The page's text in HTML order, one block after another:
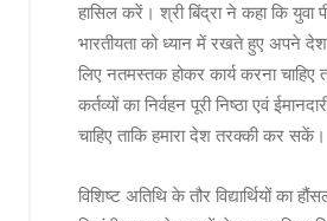
हासिल करें। श्री बिंद्रा ने कहा कि युवा
भारतीयता को ध्यान में रखते हुए अपने
लिए नतमस्तक होकर कार्य करना
कर्तव्यों का निर्वहन पूरी निष्ठा एवं
चाहिए ताकि हमारा देश तरक्की कर सकें।
विशिष्ट अतिथि के तौर विद्यार्थियों का